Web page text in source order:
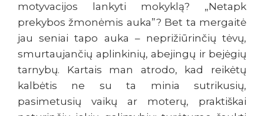
motyvacijos lankyti mokyklą? „Netapk
prekybos žmonėmis auka”? Bet ta mergaitė
jau seniai tapo auka – neprižiūrinčių tėvų,
smurtaujančių aplinkinių, abejingų ir bejėgių
tarnybų. Kartais man atrodo, kad reikėtų
kalbėtis ne su ta minia sutrikusių,
pasimetusių vaikų ar moterų, praktiškai